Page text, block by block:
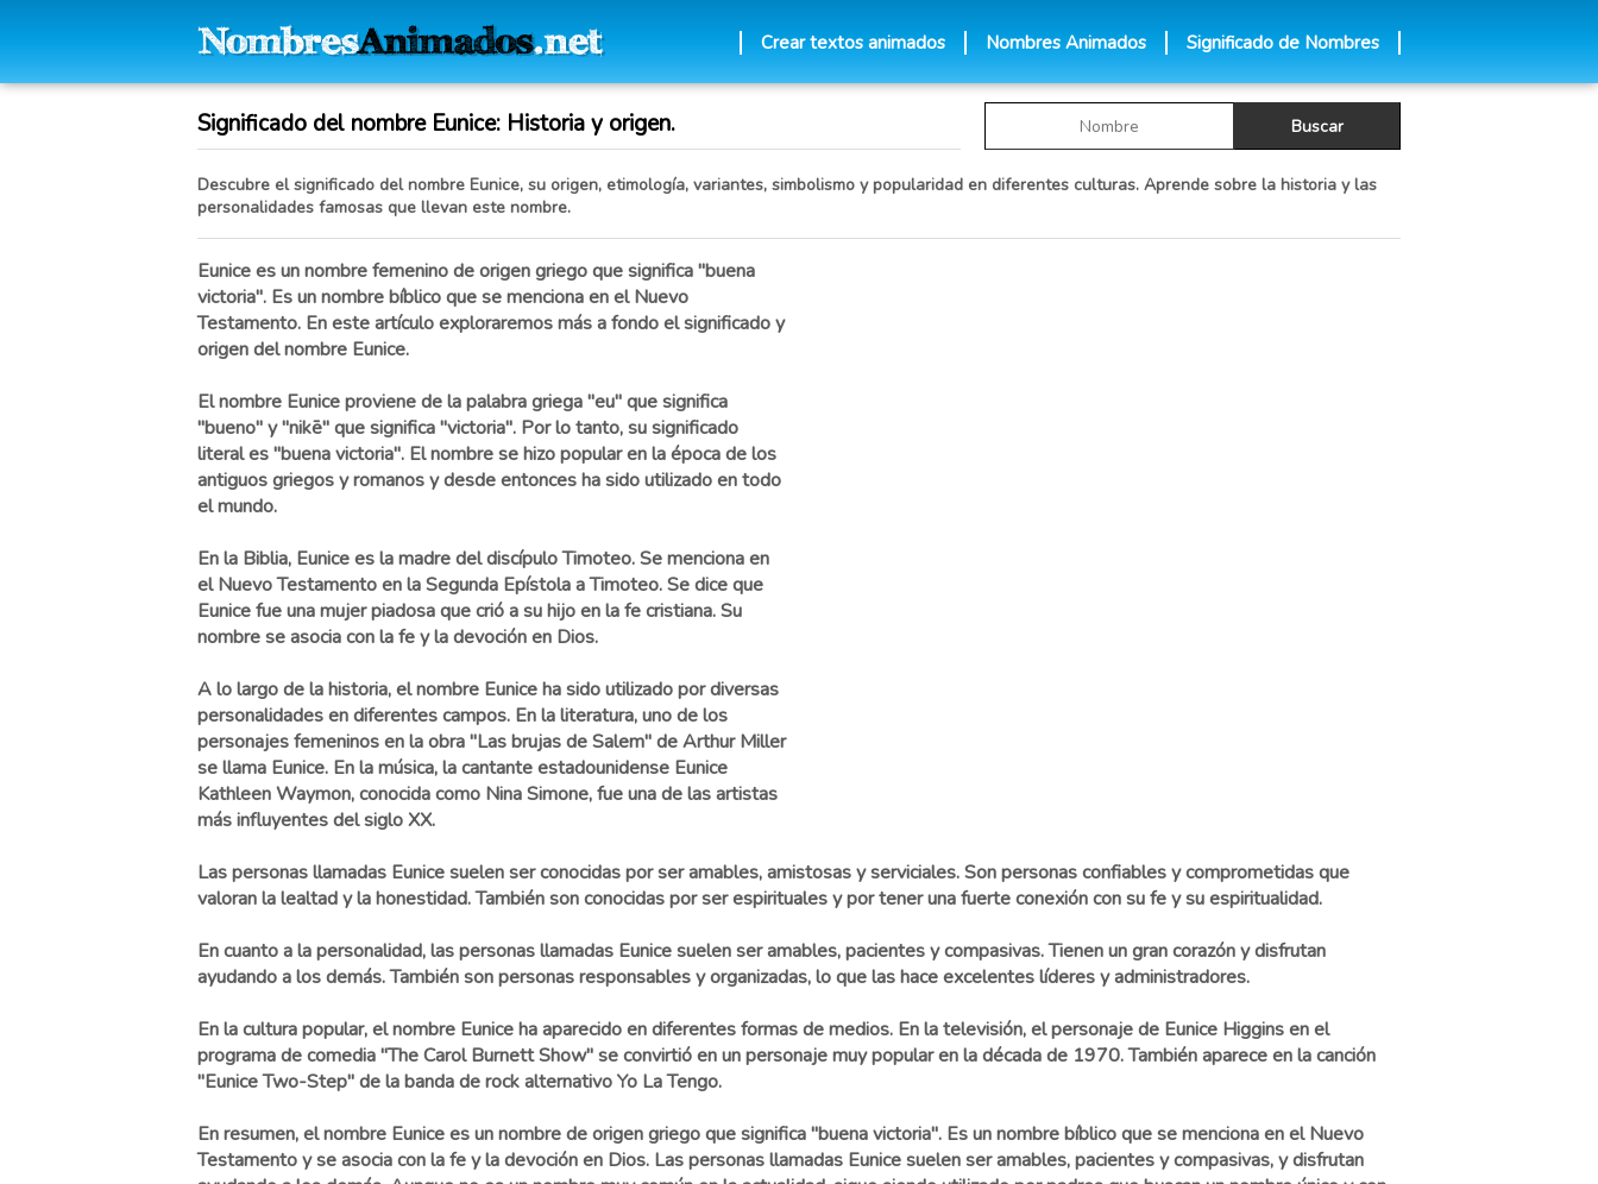
Crear textos animados Nombres Animados Significado de Nombres
Significado del nombre Eunice: Historia y origen.
Descubre el significado del nombre Eunice, su origen, etimología, variantes, simbolismo y popularidad en diferentes culturas. Aprende sobre la historia y las
personalidades famosas que llevan este nombre.
Eunice es un nombre femenino de origen griego que significa "buena
victoria". Es un nombre bíblico que se menciona en el Nuevo
Testamento. En este artículo exploraremos más a fondo el significado y
origen del nombre Eunice.
El nombre Eunice proviene de la palabra griega "eu" que significa
"bueno" y "nikē" que significa "victoria". Por lo tanto, su significado
literal es "buena victoria". El nombre se hizo popular en la época de los
antiguos griegos y romanos y desde entonces ha sido utilizado en todo
el mundo.
En la Biblia, Eunice es la madre del discípulo Timoteo. Se menciona en
el Nuevo Testamento en la Segunda Epístola a Timoteo. Se dice que
Eunice fue una mujer piadosa que crió a su hijo en la fe cristiana. Su
nombre se asocia con la fe y la devoción en Dios.
A lo largo de la historia, el nombre Eunice ha sido utilizado por diversas
personalidades en diferentes campos. En la literatura, uno de los
personajes femeninos en la obra "Las brujas de Salem" de Arthur Miller
se llama Eunice. En la música, la cantante estadounidense Eunice
Kathleen Waymon, conocida como Nina Simone, fue una de las artistas
más influyentes del siglo XX.
Las personas llamadas Eunice suelen ser conocidas por ser amables, amistosas y serviciales. Son personas confiables y comprometidas que
valoran la lealtad y la honestidad. También son conocidas por ser espirituales y por tener una fuerte conexión con su fe y su espiritualidad.
En cuanto a la personalidad, las personas llamadas Eunice suelen ser amables, pacientes y compasivas. Tienen un gran corazón y disfrutan
ayudando a los demás. También son personas responsables y organizadas, lo que las hace excelentes líderes y administradores.
En la cultura popular, el nombre Eunice ha aparecido en diferentes formas de medios. En la televisión, el personaje de Eunice Higgins en el
programa de comedia "The Carol Burnett Show" se convirtió en un personaje muy popular en la década de 1970. También aparece en la canción
"Eunice Two-Step" de la banda de rock alternativo Yo La Tengo.
En resumen, el nombre Eunice es un nombre de origen griego que significa "buena victoria". Es un nombre bíblico que se menciona en el Nuevo
Testamento y se asocia con la fe y la devoción en Dios. Las personas llamadas Eunice suelen ser amables, pacientes y compasivas, y disfrutan